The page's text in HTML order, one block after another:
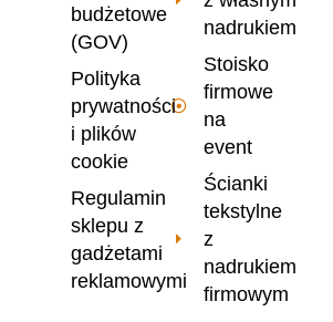
nadrukiem
Stoisko
firmowe
na
event
Ścianki
tekstylne
z
nadrukiem
firmowym
budżetowe
(GOV)
Polityka
prywatności
i plików
cookie
Regulamin
sklepu z
gadżetami
reklamowymi